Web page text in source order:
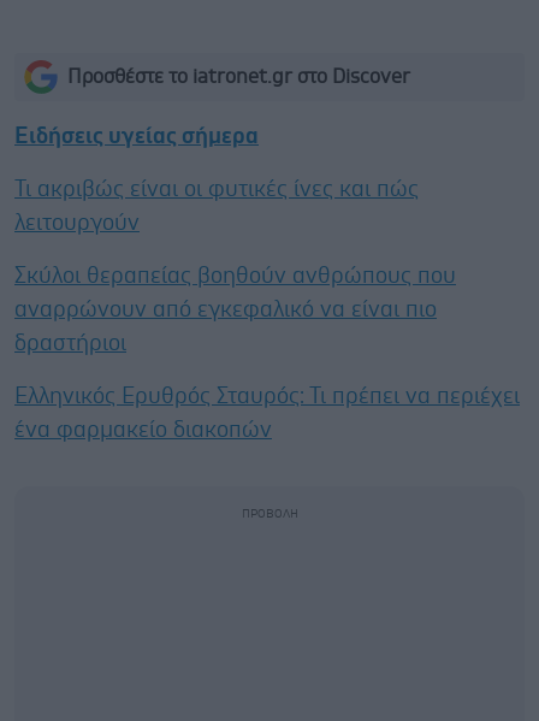
Προσθέστε το iatronet.gr στο Discover
Ειδήσεις υγείας σήμερα
Τι ακριβώς είναι οι φυτικές ίνες και πώς
λειτουργούν
Σκύλοι θεραπείας βοηθούν ανθρώπους που
αναρρώνουν από εγκεφαλικό να είναι πιο
δραστήριοι
Ελληνικός Ερυθρός Σταυρός: Τι πρέπει να περιέχει
ένα φαρμακείο διακοπών